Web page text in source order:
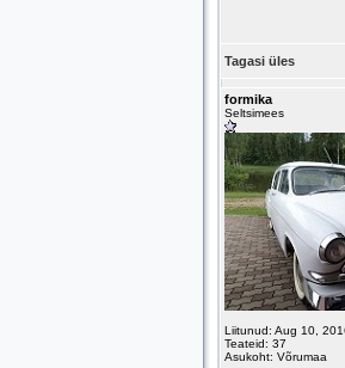
Tagasi üles
formika
Seltsimees
Liitunud: Aug 10,
Teateid: 37
Asukoht: Võrumaa